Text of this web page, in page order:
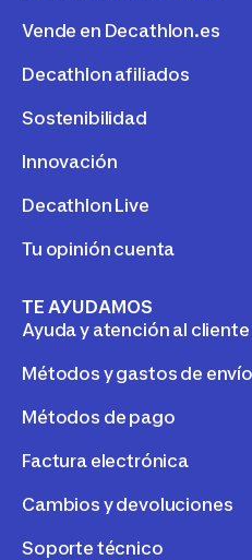
Vende en Decathlon.es
Decathlon afiliados
Sostenibilidad
Innovación
Decathlon Live
Tu opinión cuenta
TE AYUDAMOS
Ayuda y atención al cliente
Métodos y gastos de envío
Métodos de pago
Factura electrónica
Cambios y devoluciones
Soporte técnico